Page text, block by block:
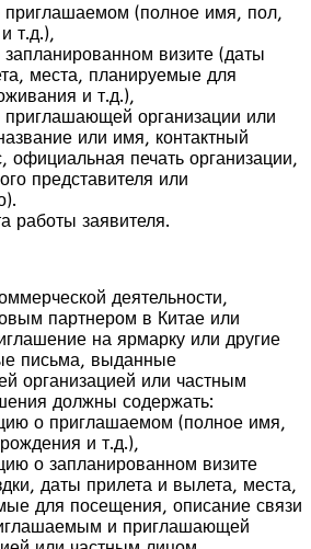
(полное имя, пол,
т.д.),
визите (даты
места, планируемые для
и т.д.),
организации или
или имя, контактный
официальная печать организации,
представителя или
работы заявителя.
деятельности,
партнером в Китае или
на ярмарку или другие
письма, выданные
организацией или частным
должны содержать:
о приглашаемом (полное имя,
и т.д.),
о запланированном визите
даты прилета и вылета, места,
для посещения, описание связи
и приглашающей